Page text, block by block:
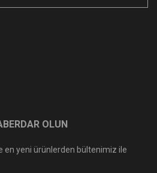
OLUN
en yeni ürünlerden bültenimiz ile